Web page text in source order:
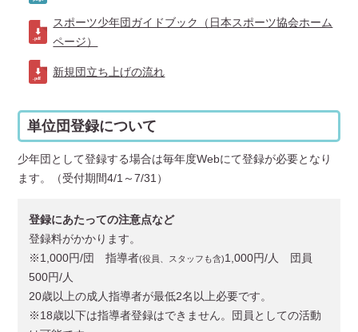
スポーツ少年団ガイドブック（日本スポーツ協会ホーム
ページ）
新規団立ち上げの流れ
単位団登録について
少年団として登録する場合は毎年度Webにて登録が必要となり
ます。（受付期間4/1～7/31）
登録にあたっての注意点など
登録料がかかります。
※1,000円/団 指導者(役員、スタッフも含)1,000円/人 団員
500円/人
20歳以上の成人指導者が最低2名以上必要です。
※18歳以下は指導者登録はできません。団員としての活動